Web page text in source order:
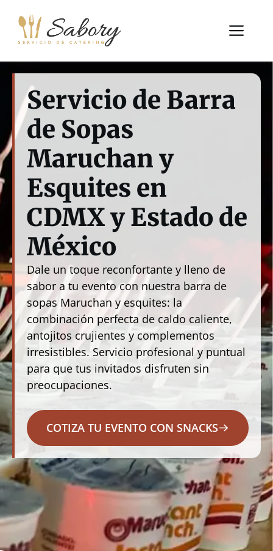
contenido
Servicio de Barra
de Sopas
Maruchan y
Esquites en
CDMX y Estado de
México
Dale un toque reconfortante y lleno de
sabor a tu evento con nuestra barra de
sopas Maruchan y esquites: la
combinación perfecta de caldo caliente,
antojitos crujientes y complementos
irresistibles. Servicio profesional y puntual
para que tus invitados disfruten sin
preocupaciones. ​​
COTIZA TU EVENTO CON SNACKS